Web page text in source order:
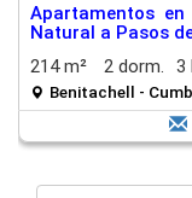
Apartamentos en
Natural a Pasos
214 m²
2 dorm. 3
Benitachell -